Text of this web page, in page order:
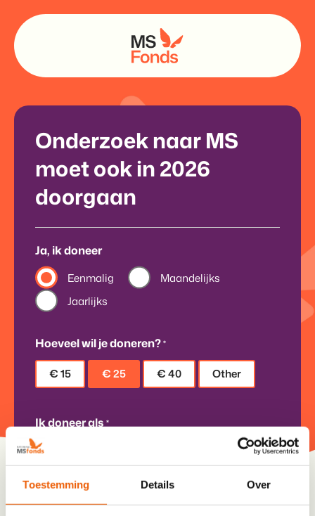
Toestemming Details Over
Onderzoek naar MS
moet ook in 2026
doorgaan
Ja, ik doneer
Eenmalig
Maandelijks
Jaarlijks
Hoeveel wil je doneren?*
€ 15 € 25 € 40 Other
Ik doneer als*